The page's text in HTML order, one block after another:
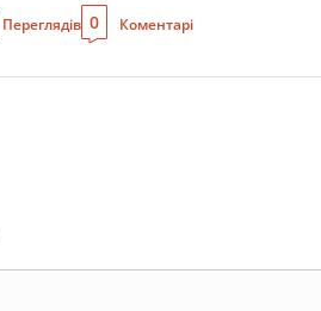
Переглядів 0 Коментарі